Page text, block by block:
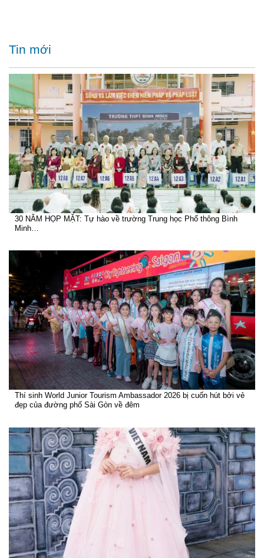
Tin mới
30 NĂM HỌP MẶT: Tự hào về trường Trung học Phổ thông Bình
Minh…
Thí sinh World Junior Tourism Ambassador 2026 bị cuốn hút bởi vẻ
đẹp của đường phố Sài Gòn về đêm